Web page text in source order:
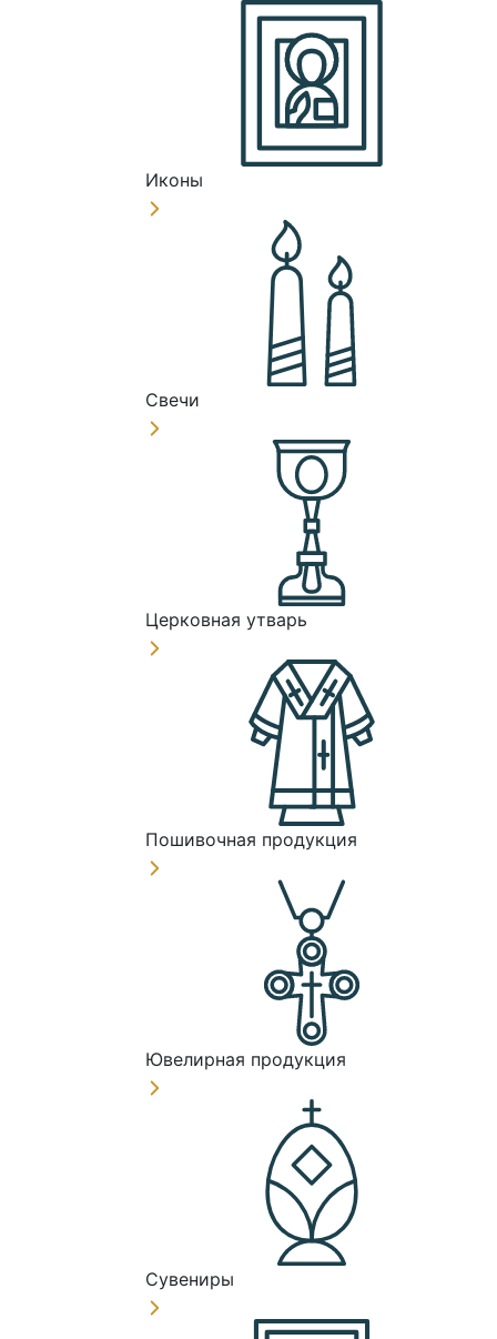
Иконы
Свечи
Церковная утварь
Пошивочная продукция
Ювелирная продукция
Сувениры